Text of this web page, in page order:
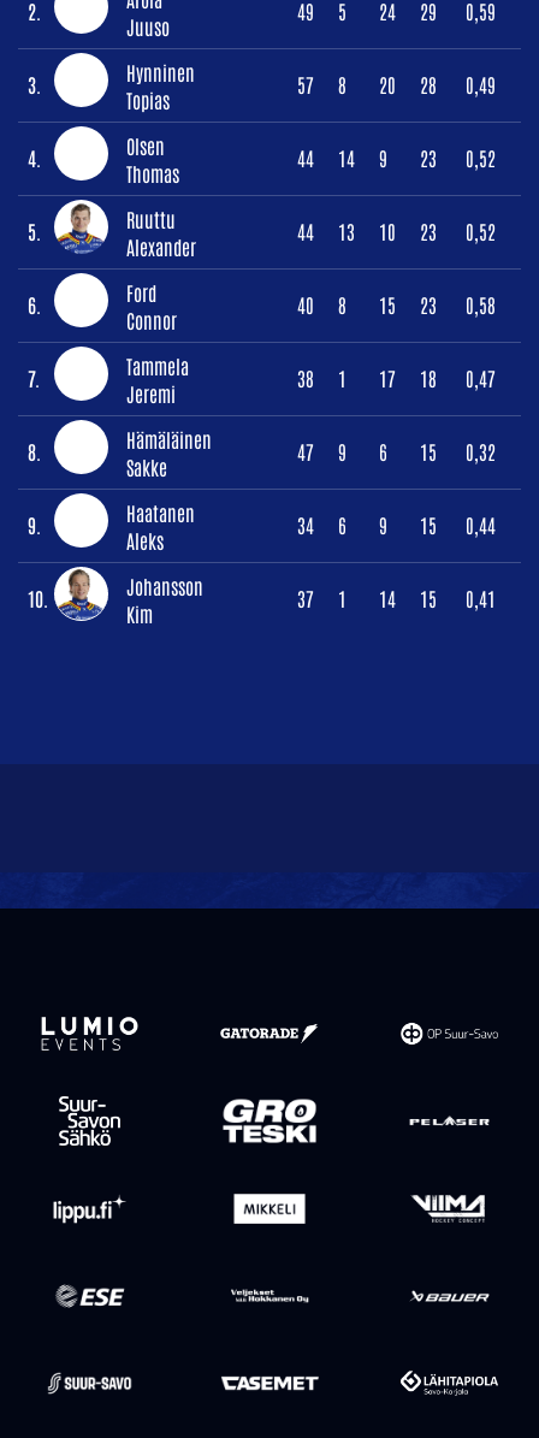
2.
Juuso
49 5 24 29 0,59
3.
Hynninen
Topias
57 8 20 28 0,49
4.
Olsen
Thomas
44 14 9 23 0,52
5.
Ruuttu
Alexander
44 13 10 23 0,52
6.
Ford
Connor
40 8 15 23 0,58
7.
Tammela
Jeremi
38 1 17 18 0,47
8.
Hämäläinen
Sakke
47 9 6 15 0,32
9.
Haatanen
Aleks
34 6 9 15 0,44
10.
Johansson
Kim
37 1 14 15 0,41